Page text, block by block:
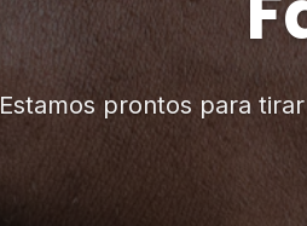
Estamos prontos para